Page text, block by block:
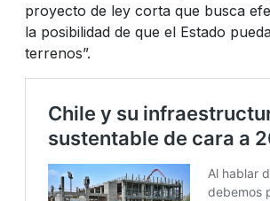
proyecto de ley corta que busca
la posibilidad de que el Estado
terrenos”.